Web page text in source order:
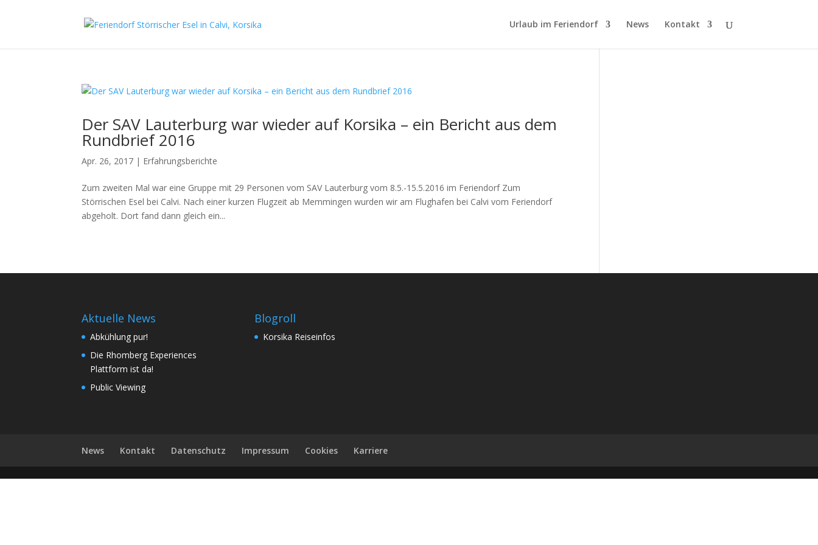
Urlaub im Feriendorf News Kontakt
Der SAV Lauterburg war wieder auf Korsika – ein Bericht aus dem
Rundbrief 2016
Apr. 26, 2017 | Erfahrungsberichte
Zum zweiten Mal war eine Gruppe mit 29 Personen vom SAV Lauterburg vom 8.5.-15.5.2016 im Feriendorf Zum
Störrischen Esel bei Calvi. Nach einer kurzen Flugzeit ab Memmingen wurden wir am Flughafen bei Calvi vom Feriendorf
abgeholt. Dort fand dann gleich ein...
Aktuelle News
Abkühlung pur!
Die Rhomberg Experiences
Plattform ist da!
Public Viewing
Blogroll
Korsika Reiseinfos
News Kontakt Datenschutz Impressum Cookies Karriere